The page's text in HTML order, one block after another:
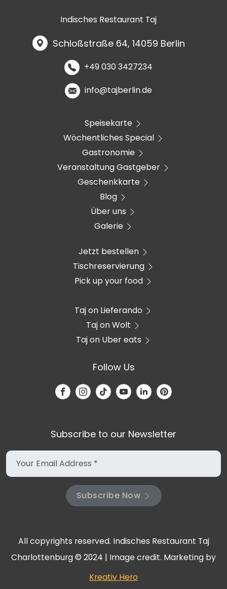
Indisches Restaurant Taj
Schloßstraße 64, 14059 Berlin
+49 030 3427234
info@tajberlin.de
Speisekarte
Wöchentliches Special
Gastronomie
Veranstaltung Gastgeber
Geschenkkarte
Blog
Über uns
Galerie
Jetzt bestellen
Tischreservierung
Pick up your food
Taj on Lieferando
Taj on Wolt
Taj on Uber eats
Follow Us
Subscribe to our Newsletter
Subscribe Now
All copyrights reserved. Indisches Restaurant Taj
Charlottenburg © 2024 | Image credit. Marketing by
Kreativ Hero